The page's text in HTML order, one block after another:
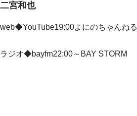
二宮和也
web◆YouTube19:00よにのちゃんねる
ラジオ◆bayfm22:00～BAY STORM